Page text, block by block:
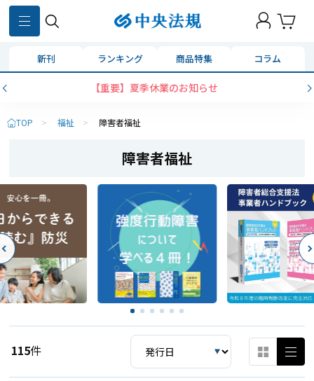
新刊 ランキング 商品特集 コラム
【重要】夏季休業のお知らせ
TOP > 福祉 > 障害者福祉
障害者福祉
115件